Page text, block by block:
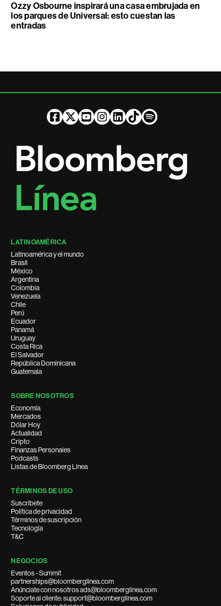
Ozzy Osbourne inspirará una casa embrujada en
los parques de Universal: esto cuestan las
entradas
LATINOAMÉRICA
Latinoamérica y el mundo
Brasil
México
Argentina
Colombia
Venezuela
Chile
Perú
Ecuador
Panamá
Uruguay
Costa Rica
El Salvador
República Dominicana
Guatemala
SOBRE NOSOTROS
Economía
Mercados
Dólar Hoy
Actualidad
Cripto
Finanzas Personales
Podcasts
Listas de Bloomberg Línea
TÉRMINOS DE USO
Suscríbete
Política de privacidad
Términos de suscripción
Tecnología
T&C
NEGOCIOS
Eventos - Summit
partnerships@bloomberglinea.com
Anúnciate con nosotros ads@bloomberglinea.com
Soporte al cliente: support@bloomberglinea.com